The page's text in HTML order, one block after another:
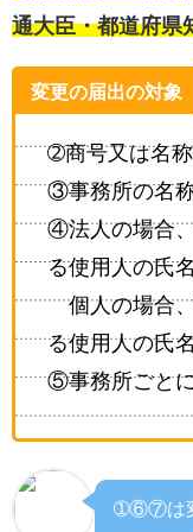
通大臣・都道府県
変更の届出の対象
➁商号又は名称
③事務所の名
④法人の場合
る使用人の氏
個人の場合、
る使用人の氏
⑤事務所ごと
➀⑥⑦は変